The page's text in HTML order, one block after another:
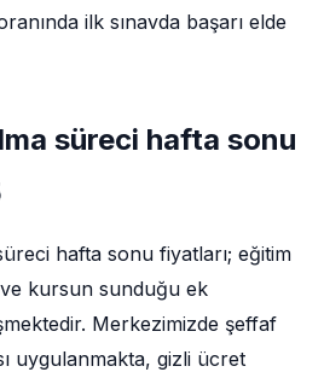
ilk sınavda başarı elde
süreci hafta sonu
hafta sonu fiyatları; eğitim
ve kursun sunduğu ek
Merkezimizde şeffaf
uygulanmakta, gizli ücret